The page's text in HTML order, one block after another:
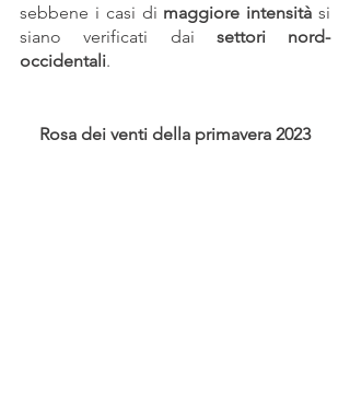
sebbene i casi di maggiore intensità si
siano verificati dai settori nord-
occidentali.
Rosa dei venti della primavera 2023